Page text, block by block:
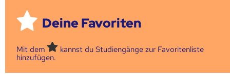
Deine Favoriten
Mit dem
kannst du Studiengänge zur Favoritenliste
hinzufügen.